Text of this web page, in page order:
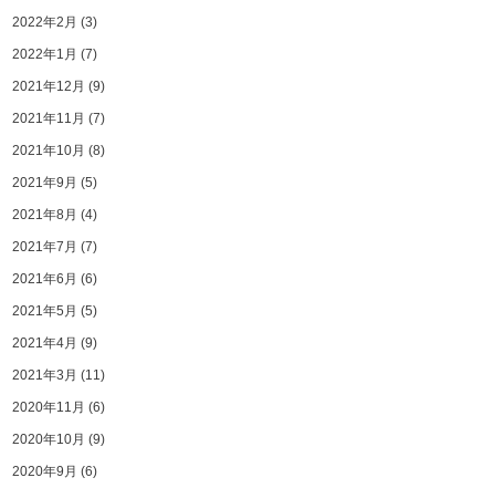
2022年2月 (3)
2022年1月 (7)
2021年12月 (9)
2021年11月 (7)
2021年10月 (8)
2021年9月 (5)
2021年8月 (4)
2021年7月 (7)
2021年6月 (6)
2021年5月 (5)
2021年4月 (9)
2021年3月 (11)
2020年11月 (6)
2020年10月 (9)
2020年9月 (6)